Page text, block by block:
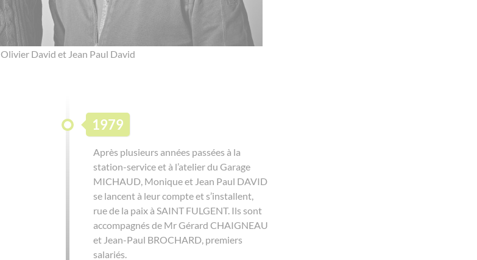
Olivier David et Jean Paul David
1979
Après plusieurs années passées à la
station-service et à l’atelier du Garage
MICHAUD, Monique et Jean Paul DAVID
se lancent à leur compte et s’installent,
rue de la paix à SAINT FULGENT. Ils sont
accompagnés de Mr Gérard CHAIGNEAU
et Jean-Paul BROCHARD, premiers
salariés.